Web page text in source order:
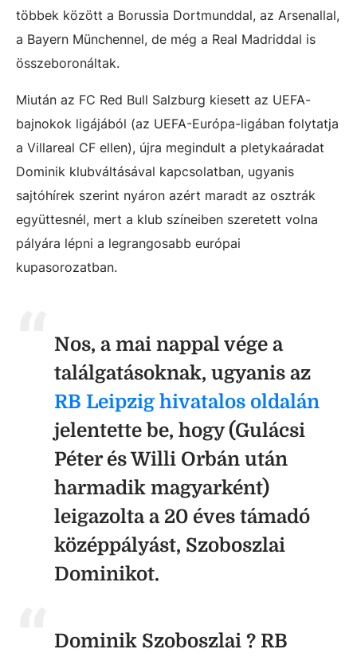
többek között a Borussia Dortmunddal, az Arsenallal,
a Bayern Münchennel, de még a Real Madriddal is
összeboronáltak.
Miután az FC Red Bull Salzburg kiesett az UEFA-
bajnokok ligájából (az UEFA-Európa-ligában folytatja
a Villareal CF ellen), újra megindult a pletykaáradat
Dominik klubváltásával kapcsolatban, ugyanis
sajtóhírek szerint nyáron azért maradt az osztrák
együttesnél, mert a klub színeiben szeretett volna
pályára lépni a legrangosabb európai
kupasorozatban.
Nos, a mai nappal vége a
találgatásoknak, ugyanis az
RB Leipzig hivatalos oldalán
jelentette be, hogy (Gulácsi
Péter és Willi Orbán után
harmadik magyarként)
leigazolta a 20 éves támadó
középpályást, Szoboszlai
Dominikot.
Dominik Szoboszlai ? RB